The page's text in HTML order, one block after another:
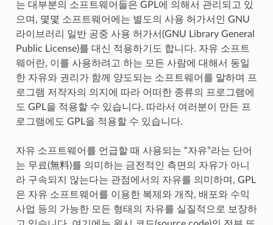
는 대부분의 소프트웨어들은 GPL에 의해서 관리되고 있
으며, 몇몇 소프트웨어에는 별도의 사용 허가서인 GNU
라이브러리 일반 공중 사용 허가서(GNU Library General
Public License)를 대신 적용하기도 합니다. 자유 소프트
웨어란, 이를 사용하려고 하는 모든 사람에 대해서 동일
한 자유와 권리가 함께 양도되는 소프트웨어를 말하며 프
로그램 저작자의 의지에 따라 어떠한 종류의 프로그램에
도 GPL을 적용할 수 있습니다. 따라서 여러분이 만든 프
로그램에도 GPL을 적용할 수 있습니다.
자유 소프트웨어를 언급할 때 사용되는 “자유”라는 단어
는 무료(無料)를 의미하는 금전적인 측면의 자유가 아니
라 구속되지 않는다는 관점에서의 자유를 의미하며, GPL
은 자유 소프트웨어를 이용한 복제와 개작, 배포와 수익
사업 등의 가능한 모든 형태의 자유를 실질적으로 보장하